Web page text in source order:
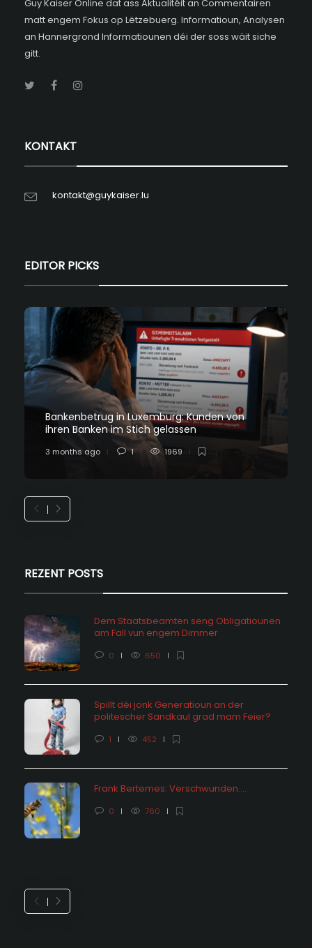
Guy Kaiser Online dat ass Aktualitéit an Commentairen
matt engem Fokus op Lëtzebuerg. Informatioun, Analysen
an Hannergrond Informatiounen déi der soss wäit siche
gitt.
KONTAKT
kontakt@guykaiser.lu
EDITOR PICKS
Bankenbetrug in Luxemburg: Kunden von
ihren Banken im Stich gelassen
3 months ago 1 1969
REZENT POSTS
Dem Staatsbeamten seng Obligatiounen
am Fall vun engem Dimmer
0 650
Spillt déi jonk Generatioun an der
politescher Sandkaul grad mam Feier?
1 452
Frank Bertemes: Verschwunden….
0 760